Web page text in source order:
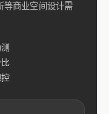
等商业空间设计需